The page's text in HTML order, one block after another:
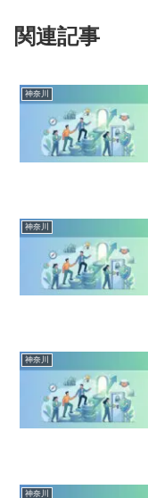
関連記事
神奈川
神奈川
神奈川
神奈川